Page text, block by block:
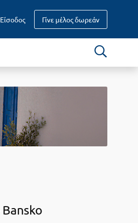
Είσοδος Γίνε μέλος δωρεάν
Βansko